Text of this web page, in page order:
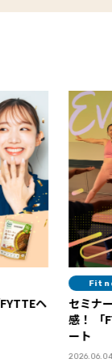
ヘ
セミナ
感！ 「FYTTEウェルネスデイ」イベントレポ
ート